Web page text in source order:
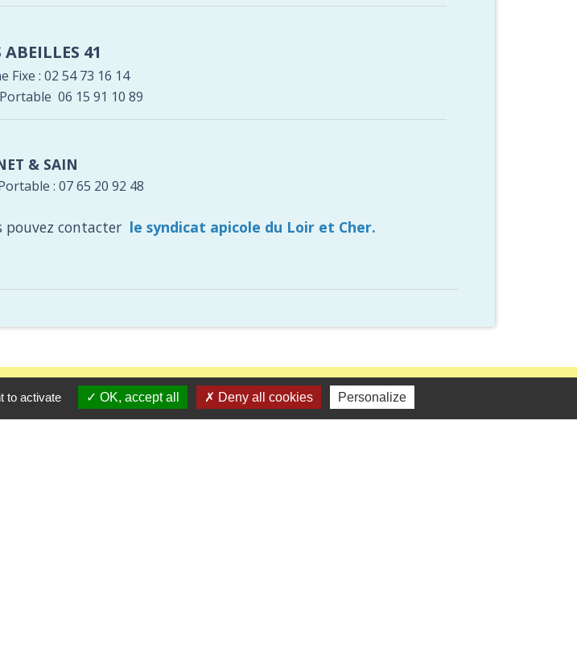
ABEILLES 41
Fixe : 02 54 73 16 14
06 15 91 10 89
& SAIN
: 07 65 20 92 48
pouvez contacter le syndicat apicole du Loir et Cher.
to activate OK, accept all Deny all cookies Personalize